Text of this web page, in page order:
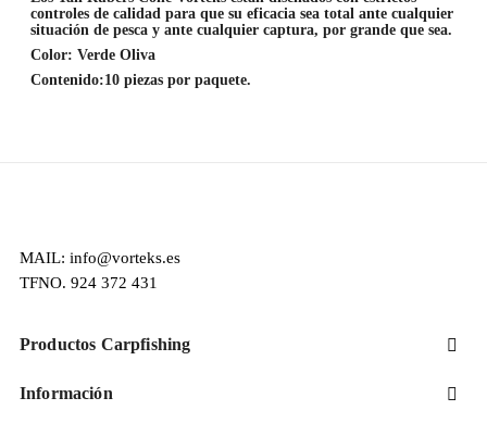
controles de calidad para que su eficacia sea total ante cualquier
situación de pesca y ante cualquier captura, por grande que sea.
Color: Verde Oliva
Contenido:10 piezas por paquete.
MAIL: info@vorteks.es
TFNO. 924 372 431
Productos Carpfishing 
Información 